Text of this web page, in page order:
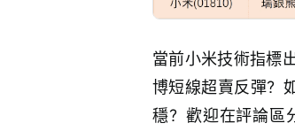
當前小米技術指標
博短線超賣反彈？
穩？歡迎在評論區